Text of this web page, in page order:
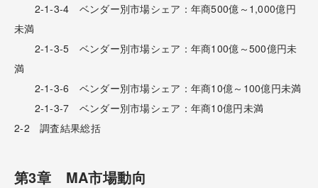
2-1-3-4 ベンダー別市場シェア：年商500億～1,000億円
未満
2-1-3-5 ベンダー別市場シェア：年商100億～500億円未
満
2-1-3-6 ベンダー別市場シェア：年商10億～100億円未満
2-1-3-7 ベンダー別市場シェア：年商10億円未満
2-2 調査結果総括
第3章 MA市場動向